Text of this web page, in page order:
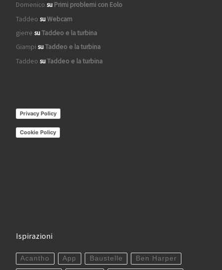
Domenico su Primi problemi con Eolo
Taddeo suWebcam
gierre suTaddeo e la turbina
Giampi suTaddeo e la turbina
Taddeo suTaddeo e la turbina
Privacy Policy
Cookie Policy
Ispirazioni
Acantho App Baustelle Ben Harper